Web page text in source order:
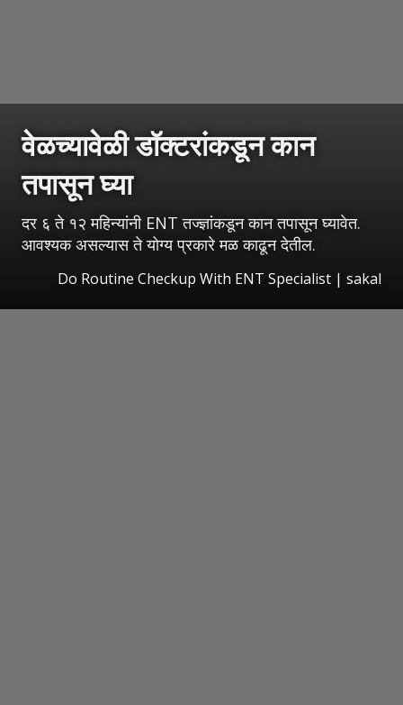
वेळच्यावेळी डॉक्टरांकडून कान
तपासून घ्या
दर ६ ते १२ महिन्यांनी ENT तज्ज्ञांकडून कान तपासून घ्यावेत.
आवश्यक असल्यास ते योग्य प्रकारे मळ काढून देतील.
Do Routine Checkup With ENT Specialist | sakal